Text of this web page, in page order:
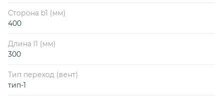
Сторона b1 (мм)
400
Длина l1 (мм)
300
Тип переход (вент)
тип-1